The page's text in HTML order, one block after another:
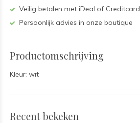
Veilig betalen met iDeal of Creditcard
Persoonlijk advies in onze boutique
Productomschrijving
Kleur: wit
Recent bekeken